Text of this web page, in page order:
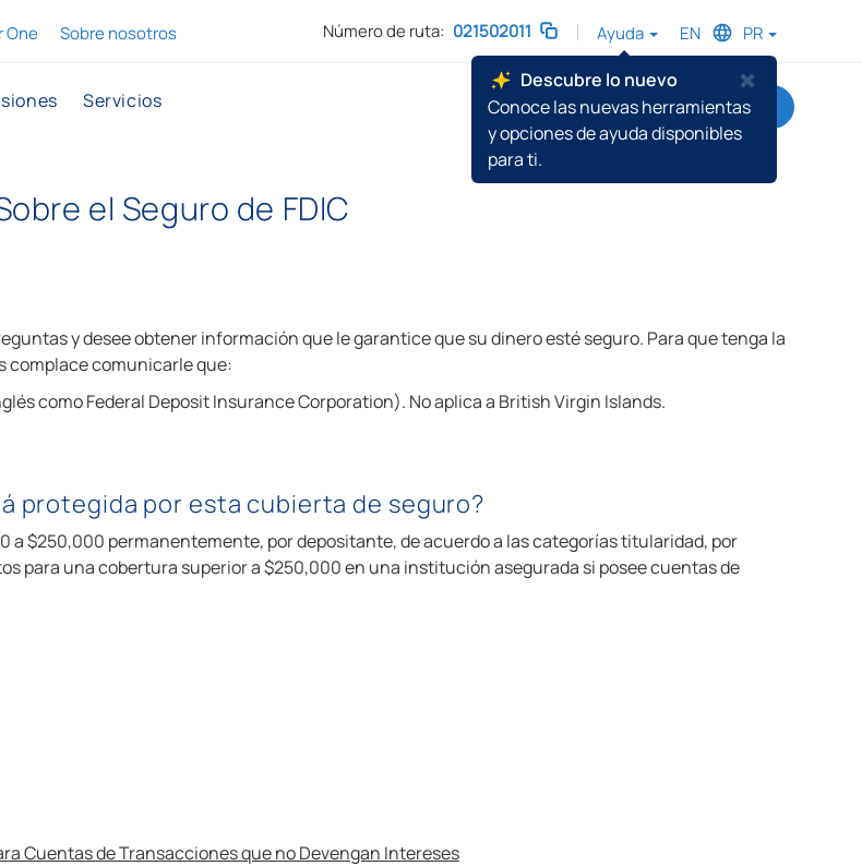
Servicios
One Sobre nosotros Número de ruta: 021502011 Ayuda
Descubre lo nuevo
Conoce las nuevas herramientas
y opciones de ayuda disponibles
para ti.
EN PR
Conéctate
el Seguro de FDIC
y desee obtener información que le garantice que su dinero esté seguro. Para que tenga la
complace comunicarle que:
como Federal Deposit Insurance Corporation). No aplica a British Virgin Islands.
protegida por esta cubierta de seguro?
a $250,000 permanentemente, por depositante, de acuerdo a las categorías titularidad, por
para una cobertura superior a $250,000 en una institución asegurada si posee cuentas de
Cuentas de Transacciones que no Devengan Intereses